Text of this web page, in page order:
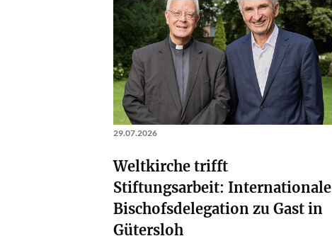
29.07.2026
Weltkirche trifft
Stiftungsarbeit: Internationale
Bischofsdelegation zu Gast in
Gütersloh